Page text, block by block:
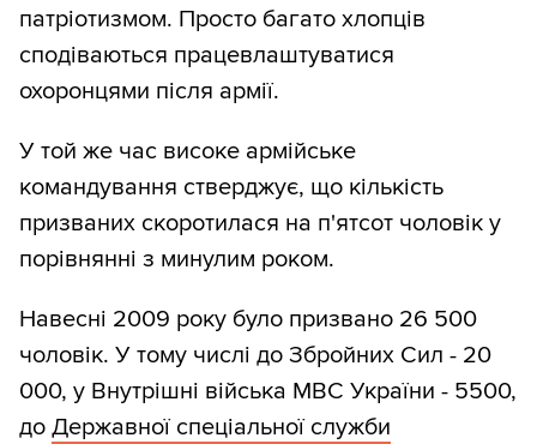
патріотизмом. Просто багато хлопців
сподіваються працевлаштуватися
охоронцями після армії.
У той же час високе армійське
командування стверджує, що кількість
призваних скоротилася на п'ятсот чоловік у
порівнянні з минулим роком.
Навесні 2009 року було призвано 26 500
чоловік. У тому числі до Збройних Сил - 20
000, у Внутрішні війська МВС України - 5500,
до Державної спеціальної служби